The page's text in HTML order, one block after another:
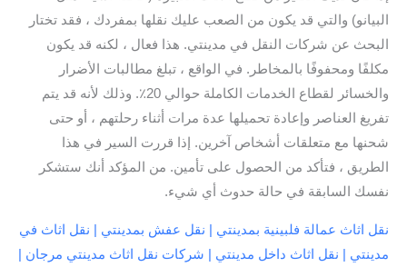
البيانو) والتي قد يكون من الصعب عليك نقلها بمفردك ، فقد تختار
البحث عن شركات النقل في مدينتي. هذا فعال ، لكنه قد يكون
مكلفًا ومحفوفًا بالمخاطر. في الواقع ، تبلغ مطالبات الأضرار
والخسائر لقطاع الخدمات الكاملة حوالي 20٪. وذلك لأنه قد يتم
تفريغ العناصر وإعادة تحميلها عدة مرات أثناء رحلتهم ، أو حتى
شحنها مع متعلقات أشخاص آخرين. إذا قررت السير في هذا
الطريق ، فتأكد من الحصول على تأمين. من المؤكد أنك ستشكر
نفسك السابقة في حالة حدوث أي شيء.
نقل اثاث عمالة فلبينية بمدينتي | نقل عفش بمدينتي | نقل اثاث في
مدينتي | نقل اثاث داخل مدينتي | شركات نقل اثاث مدينتي مرجان |